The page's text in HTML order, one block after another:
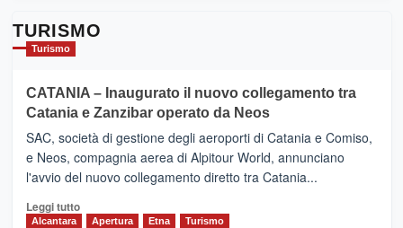
TURISMO
Turismo
CATANIA – Inaugurato il nuovo collegamento tra
Catania e Zanzibar operato da Neos
SAC, società di gestione degli aeroporti di Catania e Comiso,
e Neos, compagnia aerea di Alpitour World, annunciano
l'avvio del nuovo collegamento diretto tra Catania...
Leggi tuttoLeggi
Alcantara Apertura Etna Turismo